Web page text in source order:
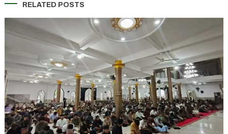
RELATED POSTS